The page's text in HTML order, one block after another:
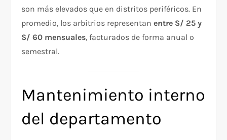
son más elevados que en distritos periféricos. En
promedio, los arbitrios representanentre S/ 25 y
S/ 60 mensuales, facturados de forma anual o
semestral.
Mantenimiento interno
del departamento